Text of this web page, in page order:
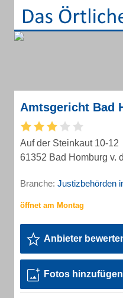
Amtsgericht Bad
Auf der Steinkaut 10-12
61352 Bad Homburg v.
Branche: Justizbehörden
Anbieter
Fotos hinzufügen